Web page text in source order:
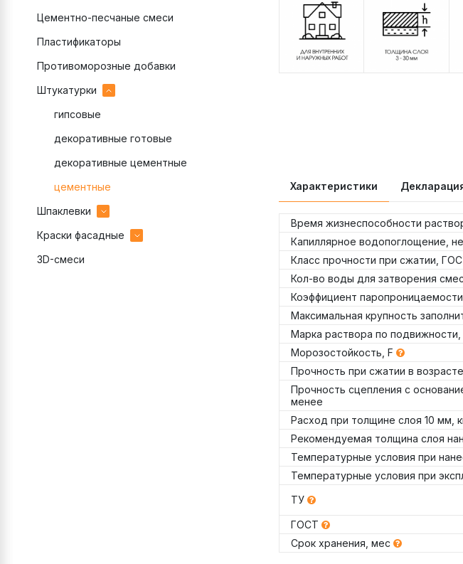
Цементно-песчаные смеси
Пластификаторы
Противоморозные добавки
Штукатурки
гипсовые
декоративные готовые
декоративные цементные
цементные
Шпаклевки
гипсовые
полимерные
Краски фасадные
акриловые
3D-смеси
Характеристики
Время жизнеспособности
Капиллярное водопоглощение,
Класс прочности при сжатии,
Кол-во воды для затворения
Коэффициент
Максимальная крупность
Марка раствора по подвижности,
Морозостойкость, F
Прочность при сжатии в
Прочность сцепления с
менее
Расход при толщине слоя 10 мм,
Рекомендуемая толщина слоя
Температурные условия при
Температурные условия при
ТУ
ГОСТ
Срок хранения, мес